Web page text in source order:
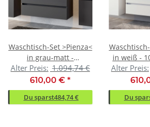
Waschtisch-Set >Pienza<
in grau-matt -
100x54x48cm (BxHxT)
Alter Preis: 1.094,74 €
610,00 € *
Du sparst484,74 €
in weiß -
Alter Preis:
Du